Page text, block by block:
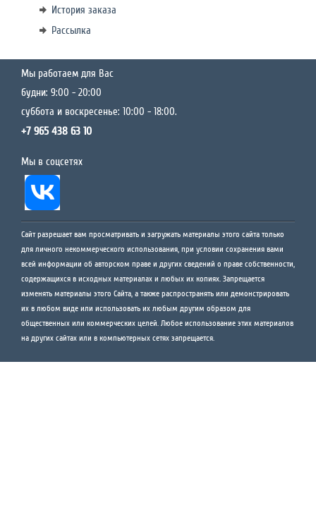
История заказа
Рассылка
Мы работаем для Вас
будни: 9:00 - 20:00
суббота и воскресенье: 10:00 - 18:00.
+7 965 438 63 10
Мы в соцсетях
Сайт разрешает вам просматривать и загружать материалы этого сайта только
для личного некоммерческого использования, при условии сохранения вами
всей информации об авторском праве и других сведений о праве собственности,
содержащихся в исходных материалах и любых их копиях. Запрещается
изменять материалы этого Сайта, а также распространять или демонстрировать
их в любом виде или использовать их любым другим образом для
общественных или коммерческих целей. Любое использование этих материалов
на других сайтах или в компьютерных сетях запрещается.